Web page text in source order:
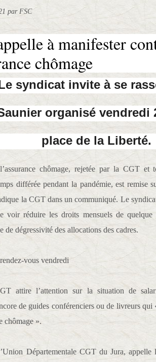
par FSC
à manifester
chômage
syndicat invite à se
organisé vendredi
place de la Liberté.
chômage, rejetée par la CGT et
différée pendant la pandémie, est remise
la CGT dans un communiqué. Le
voir réduire les droits mensuels de
de dégressivité des allocations des cadres.
vous vendredi
attire l’attention sur la situation de
de guides conférenciers ou de livreurs
chômage ».
Départementale CGT du Jura, appelle